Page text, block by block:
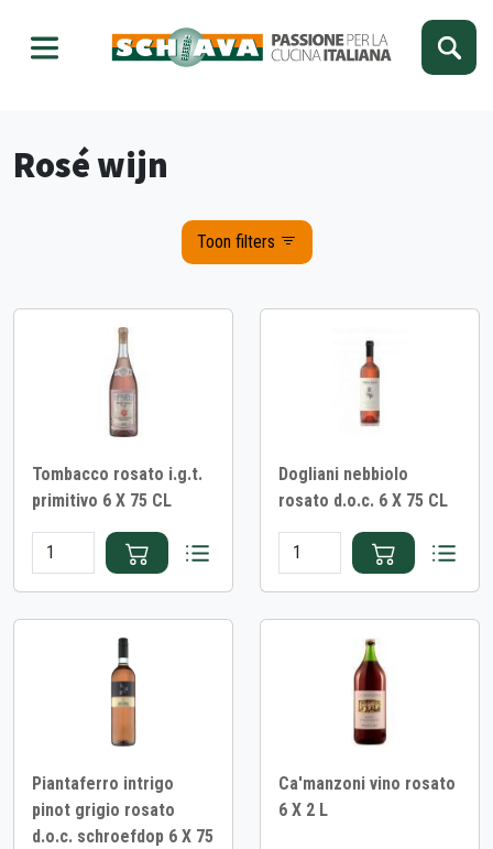
Rosé wijn
Toon filters
Tombacco rosato i.g.t.
primitivo 6 X 75 CL
Dogliani nebbiolo
rosato d.o.c. 6 X 75 CL
Piantaferro intrigo
pinot grigio rosato
d.o.c. schroefdop 6 X 75
Ca'manzoni vino rosato
6 X 2 L